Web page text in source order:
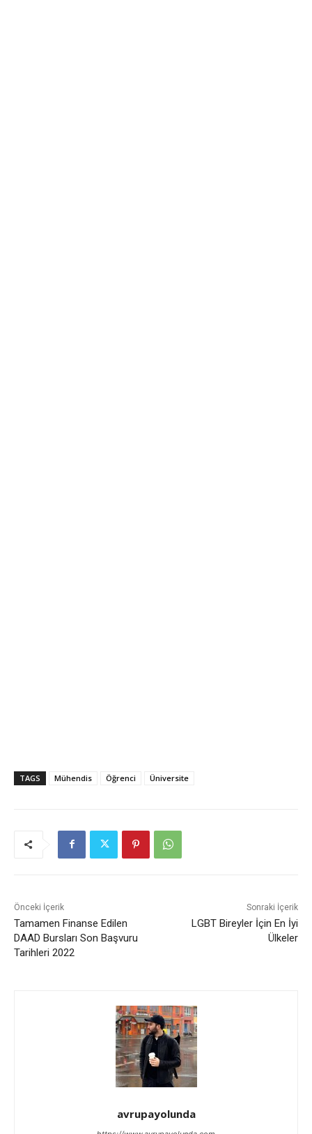
TAGS Mühendis Öğrenci Üniversite
Önceki İçerik
Tamamen Finanse Edilen
DAAD Bursları Son Başvuru
Tarihleri ​​2022
Sonraki İçerik
LGBT Bireyler İçin En İyi
Ülkeler
avrupayolunda